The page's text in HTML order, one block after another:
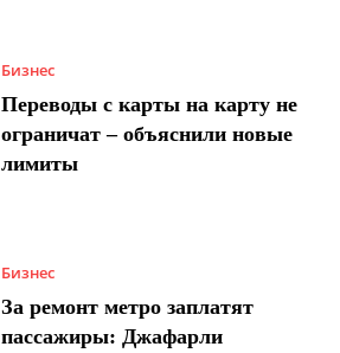
Бизнес
Переводы с карты на карту не
ограничат – объяснили новые
лимиты
Бизнес
За ремонт метро заплатят
пассажиры: Джафарли